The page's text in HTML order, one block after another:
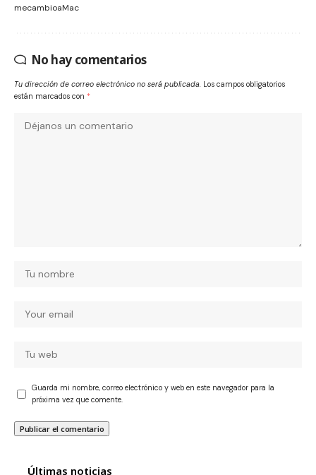
mecambioaMac
No hay comentarios
Tu dirección de correo electrónico no será publicada. Los campos obligatorios
están marcados con *
Guarda mi nombre, correo electrónico y web en este navegador para la
próxima vez que comente.
Últimas noticias